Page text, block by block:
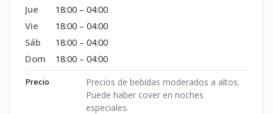
Jue
18:00 – 04:00
Vie
18:00 – 04:00
Sáb
18:00 – 04:00
Dom
18:00 – 04:00
Precio
Precios de bebidas moderados a altos.
Puede haber cover en noches
especiales.